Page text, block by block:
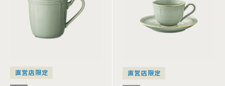
直営店限定 直営店限定